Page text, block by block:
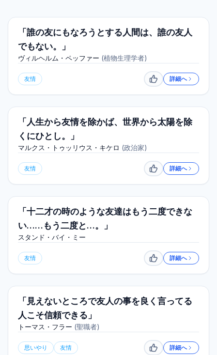
「誰の友にもなろうとする人間は、誰の友人
でもない。」
ヴィルヘルム・ペッファー (植物生理学者)
友情 いいね詳細へ
「人生から友情を除かば、世界から太陽を除
くにひとし。」
マルクス・トゥッリウス・キケロ (政治家)
友情 いいね詳細へ
「十二才の時のような友達はもう二度できな
い……もう二度と…。」
スタンド・バイ・ミー
友情 いいね詳細へ
「見えないところで友人の事を良く言ってる
人こそ信頼できる」
トーマス・フラー (聖職者)
思いやり 友情 いいね詳細へ